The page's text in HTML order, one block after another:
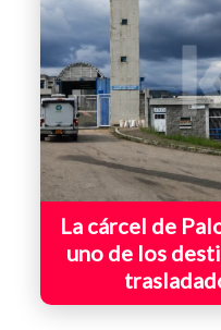
La cárcel de
uno de los